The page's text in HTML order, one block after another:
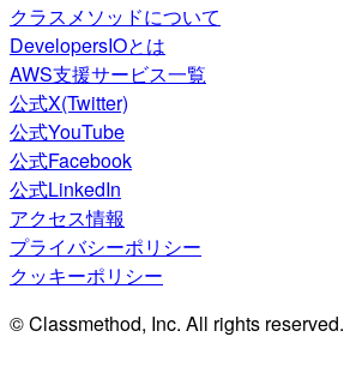
クラスメソッドについて
DevelopersIOとは
AWS支援サービス一覧
公式X(Twitter)
公式YouTube
公式Facebook
公式LinkedIn
アクセス情報
プライバシーポリシー
クッキーポリシー
© Classmethod, Inc. All rights reserved.